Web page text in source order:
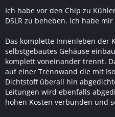
Ich habe vor den Chip zu
DSLR zu beheben. Ich habe
Das komplette Innenleben der
selbstgebautes Gehäuse
komplett voneinander trennt.
auf einer Trennwand die mit
Dichtstoff überall hin
Leitungen wird ebenfalls
hohen Kosten verbunden und